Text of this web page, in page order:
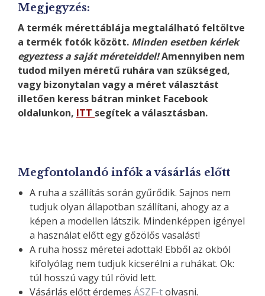
Megjegyzés:
A termék mérettáblája megtalálható feltöltve
a termék fotók között. Minden esetben kérlek
egyeztess a saját méreteiddel!Amennyiben nem
tudod milyen méretű ruhára van szükséged,
vagy bizonytalan vagy a méret választást
illetően keress bátran minket Facebook
oldalunkon, ITT segítek a választásban.
Megfontolandó infók a vásárlás előtt
A ruha a szállítás során gyűrődik. Sajnos nem
tudjuk olyan állapotban szállítani, ahogy az a
képen a modellen látszik. Mindenképpen igényel
a használat előtt egy gőzölős vasalást!
A ruha hossz méretei adottak! Ebből az okból
kifolyólag nem tudjuk kicserélni a ruhákat. Ok:
túl hosszú vagy túl rövid lett.
Vásárlás előtt érdemes ÁSZF-tolvasni.